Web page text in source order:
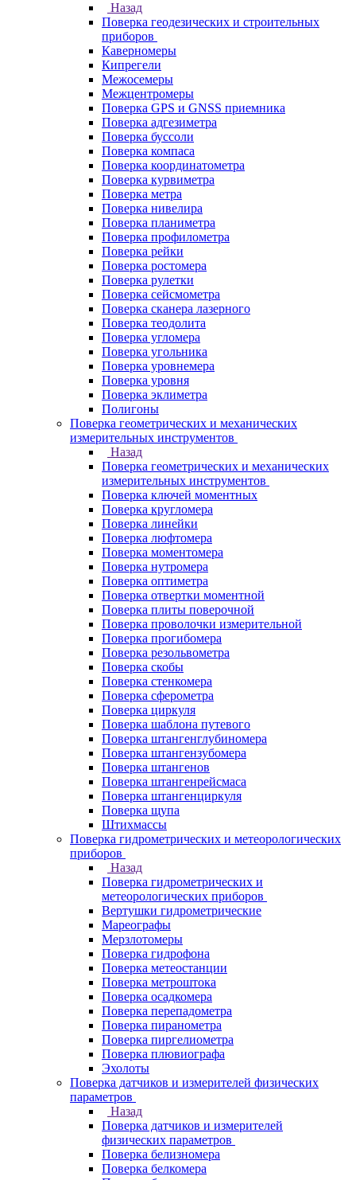
Назад
Поверка геодезических и строительных
приборов
Каверномеры
Кипрегели
Межосемеры
Межцентромеры
Поверка GPS и GNSS приемника
Поверка адгезиметра
Поверка буссоли
Поверка компаса
Поверка координатометра
Поверка курвиметра
Поверка метра
Поверка нивелира
Поверка планиметра
Поверка профилометра
Поверка рейки
Поверка ростомера
Поверка рулетки
Поверка сейсмометра
Поверка сканера лазерного
Поверка теодолита
Поверка угломера
Поверка угольника
Поверка уровнемера
Поверка уровня
Поверка эклиметра
Полигоны
Поверка геометрических и механических
измерительных инструментов
Назад
Поверка геометрических и механических
измерительных инструментов
Поверка ключей моментных
Поверка кругломера
Поверка линейки
Поверка люфтомера
Поверка моментомера
Поверка нутромера
Поверка оптиметра
Поверка отвертки моментной
Поверка плиты поверочной
Поверка проволочки измерительной
Поверка прогибомера
Поверка резольвометра
Поверка скобы
Поверка стенкомера
Поверка сферометра
Поверка циркуля
Поверка шаблона путевого
Поверка штангенглубиномера
Поверка штангензубомера
Поверка штангенов
Поверка штангенрейсмаса
Поверка штангенциркуля
Поверка щупа
Штихмассы
Поверка гидрометрических и метеорологических
приборов
Назад
Поверка гидрометрических и
метеорологических приборов
Вертушки гидрометрические
Мареографы
Мерзлотомеры
Поверка гидрофона
Поверка метеостанции
Поверка метроштока
Поверка осадкомера
Поверка перепадометра
Поверка пиранометра
Поверка пиргелиометра
Поверка плювиографа
Эхолоты
Поверка датчиков и измерителей физических
параметров
Назад
Поверка датчиков и измерителей
физических параметров
Поверка белизномера
Поверка белкомера